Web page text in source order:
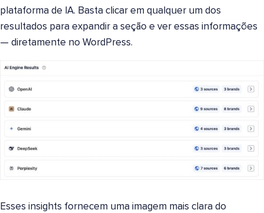
plataforma de IA. Basta clicar em qualquer um dos
resultados para expandir a seção e ver essas informações
— diretamente no WordPress.
Esses insights fornecem uma imagem mais clara do